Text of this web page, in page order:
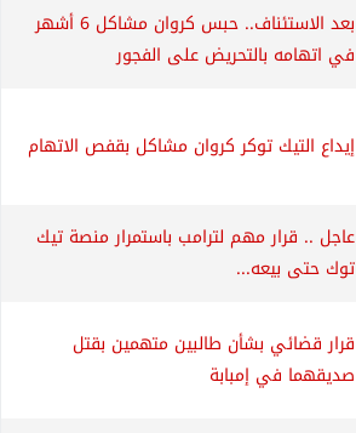
بعد الاستئناف.. حبس كروان مشاكل 6 أشهر
في اتهامه بالتحريض على الفجور
إيداع التيك توكر كروان مشاكل بقفص الاتهام
عاجل .. قرار مهم لترامب باستمرار منصة تيك
توك حتى بيعه...
قرار قضائي بشأن طالبين متهمين بقتل
صديقهما في إمبابة